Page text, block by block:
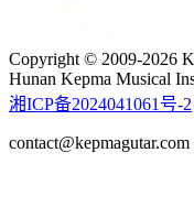
Copyright © 2009-2026
Hunan Kepma Musical
湘ICP备2024041061号-2
contact@kepmagutar.com